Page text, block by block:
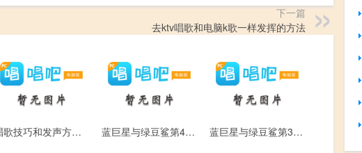
下一篇
去ktv唱歌和电脑k歌一样发挥的方法
唱歌技巧和发声方法基本篇-跟软件学唱歌 蓝巨星与绿豆鲨第4集-妮妮的力量 蓝巨星与绿豆鲨第3集-抱抱绿豆鲨